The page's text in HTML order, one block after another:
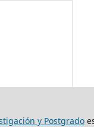
y Postgrado